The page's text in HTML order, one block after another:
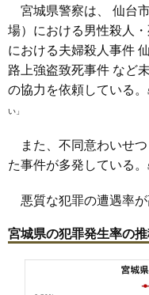
宮城県警察は、 仙台
場）における男性殺人
における夫婦殺人事件
路上強盗致死事件 など
の協力を依頼している。
い」
また、不同意わいせつ
た事件が多発している。
悪質な犯罪の遭遇率が
宮城県の犯罪発生率の